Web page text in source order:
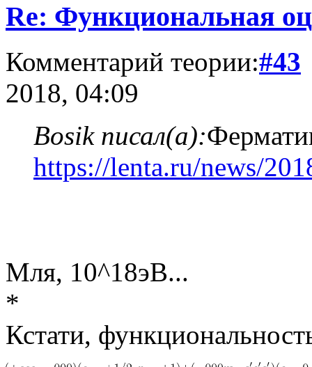
Re: Функциональная
Комментарий теории:#43
2018, 04:09
Bosik писал(а):
https://lenta.ru/news/
Мля, 10^18эВ...
*
Кстати,